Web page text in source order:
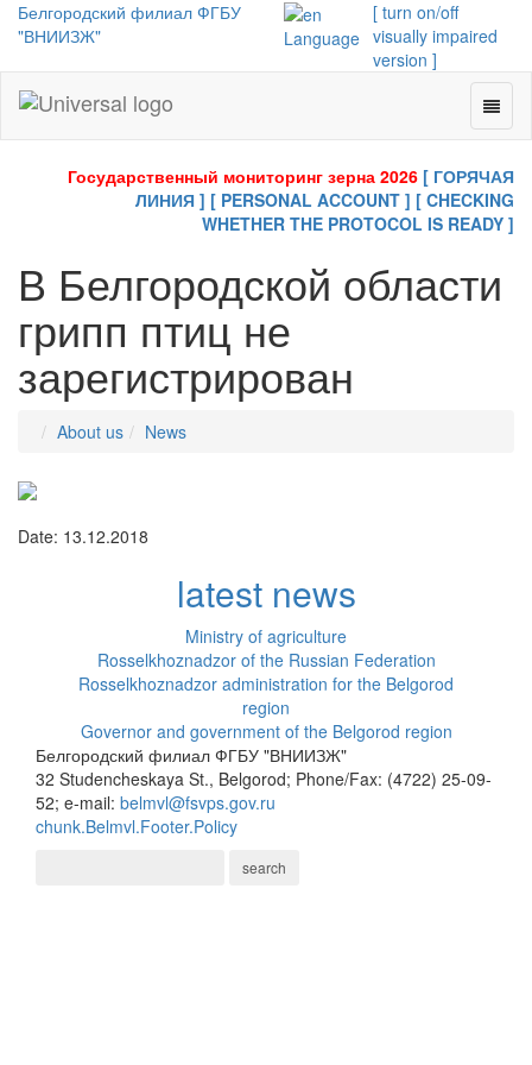
Белгородский филиал ФГБУ
"ВНИИЗЖ"
Language
[ turn on/off
visually impaired
version ]
-
Toggle
Государственный мониторинг зерна 2026 [ ГОРЯЧАЯ
ЛИНИЯ ] [ PERSONAL ACCOUNT ] [ CHECKING
WHETHER THE PROTOCOL IS READY ]
В Белгородской области
грипп птиц не
зарегистрирован
About us News
Date: 13.12.2018
latest news
Ministry of agriculture
Rosselkhoznadzor of the Russian Federation
Rosselkhoznadzor administration for the Belgorod
region
Governor and government of the Belgorod region
Белгородский филиал ФГБУ "ВНИИЗЖ"
32 Studencheskaya St., Belgorod; Phone/Fax: (4722) 25-09-
52; e-mail: belmvl@fsvps.gov.ru
chunk.Belmvl.Footer.Policy